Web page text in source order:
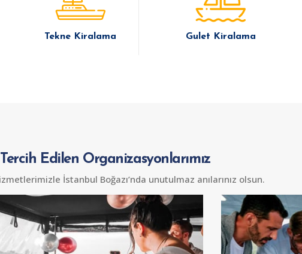
Tekne Kiralama Gulet Kiralama
Edilen Organizasyonlarımız
İstanbul Boğazı’nda unutulmaz anılarınız olsun.